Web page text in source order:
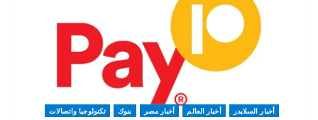
أخبار السلايدر أخبار العالم أخبار مصر بنوك
تكنولوجيا واتصالات